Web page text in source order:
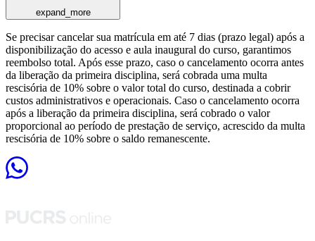
expand_more
Se precisar cancelar sua matrícula em até 7 dias (prazo legal) após a
disponibilização do acesso e aula inaugural do curso, garantimos
reembolso total. Após esse prazo, caso o cancelamento ocorra antes
da liberação da primeira disciplina, será cobrada uma multa
rescisória de 10% sobre o valor total do curso, destinada a cobrir
custos administrativos e operacionais. Caso o cancelamento ocorra
após a liberação da primeira disciplina, será cobrado o valor
proporcional ao período de prestação de serviço, acrescido da multa
rescisória de 10% sobre o saldo remanescente.